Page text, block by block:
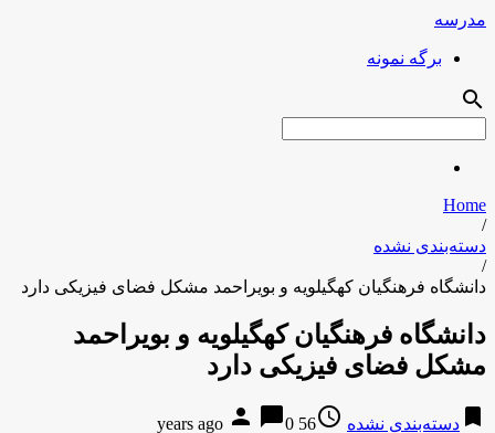
مدرسه
برگه نمونه
search
Home
/
دسته‌بندی نشده
/
دانشگاه فرهنگیان کهگیلویه و بویراحمد مشکل فضای فیزیکی دارد
دانشگاه فرهنگیان کهگیلویه و بویراحمد
مشکل فضای فیزیکی دارد
bookmark دسته‌بندی نشده access_time
56 years ago
person chat_bubble0